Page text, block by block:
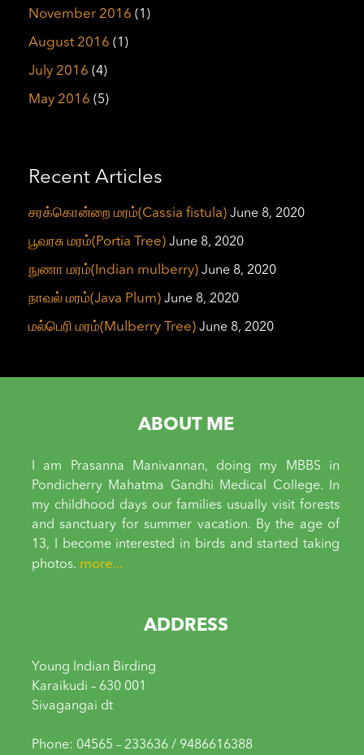
November 2016 (1)
August 2016 (1)
July 2016 (4)
May 2016 (5)
Recent Articles
சரக்கொன்றை மரம்(Cassia fistula) June 8, 2020
பூவரசு மரம்(Portia Tree) June 8, 2020
நுணா மரம்(Indian mulberry) June 8, 2020
நாவல் மரம்(Java Plum) June 8, 2020
மல்பெரி மரம்(Mulberry Tree) June 8, 2020
ABOUT ME
I am Prasanna Manivannan, doing my MBBS in
Pondicherry Mahatma Gandhi Medical College. In
my childhood days our families usually visit forests
and sanctuary for summer vacation. By the age of
13, I become interested in birds and started taking
photos. more...
ADDRESS
Young Indian Birding
Karaikudi – 630 001
Sivagangai dt
Phone: 04565 – 233636 / 9486616388